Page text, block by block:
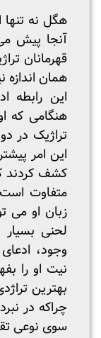
هگل نه تنها
آنجا پیش
قهرمانان
همان
این رابطه
هنگامی که
تراژیک در
این امر
کشف کردند
متفاوت
زبان او می
لحنی
وجود،
نیت او را
بهترین
چراکه در
سوی نوعی